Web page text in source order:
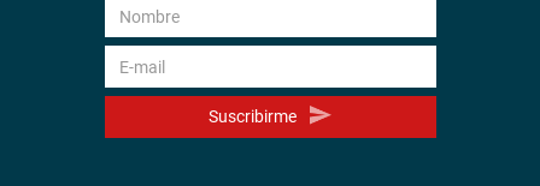
Suscribirme